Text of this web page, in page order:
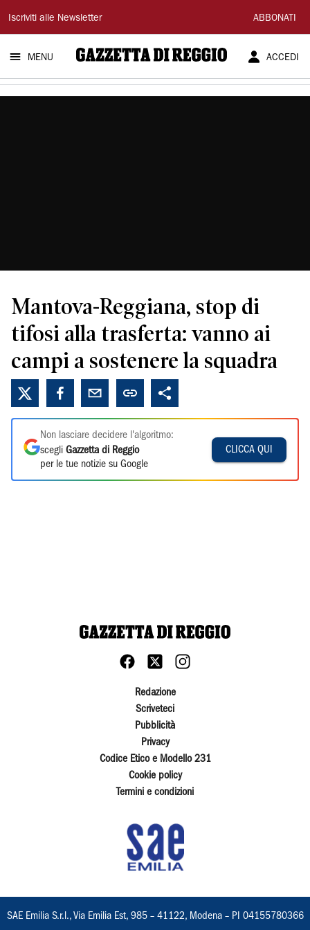
Gazzetta
di
Reggio
Iscriviti alle Newsletter ABBONATI
MENU ACCEDI
Mantova-Reggiana, stop di
tifosi alla trasferta: vanno ai
campi a sostenere la squadra
Non lasciare decidere l'algoritmo:
scegli Gazzetta di Reggio
per le tue notizie su Google
CLICCA QUI
Redazione
Scriveteci
Pubblicità
Privacy
Codice Etico e Modello 231
Cookie policy
Termini e condizioni
SAE Emilia S.r.l., Via Emilia Est, 985 – 41122, Modena – PI 04155780366